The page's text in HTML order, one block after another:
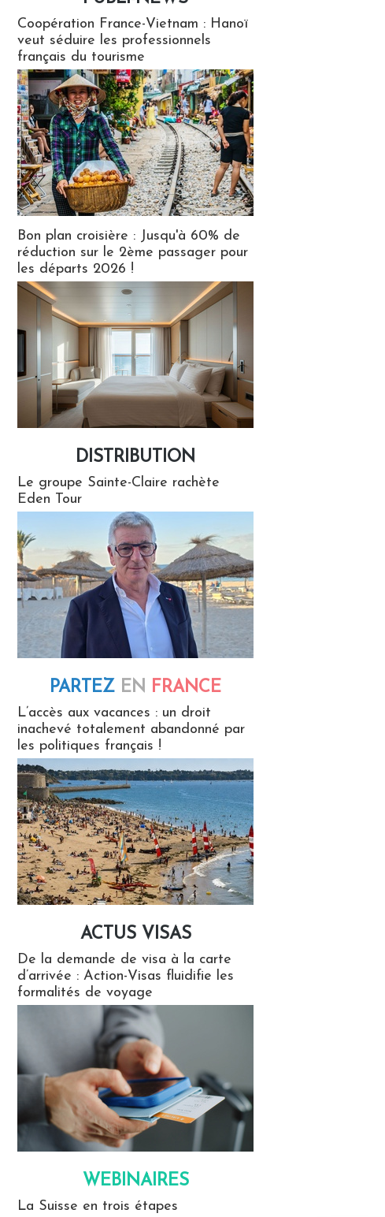
Coopération France-Vietnam : Hanoï
veut séduire les professionnels
français du tourisme
Bon plan croisière : Jusqu'à 60% de
réduction sur le 2ème passager pour
les départs 2026 !
DISTRIBUTION
Le groupe Sainte-Claire rachète
Eden Tour
PARTEZ EN FRANCE
L’accès aux vacances : un droit
inachevé totalement abandonné par
les politiques français !
ACTUS VISAS
De la demande de visa à la carte
d’arrivée : Action-Visas fluidifie les
formalités de voyage
WEBINAIRES
La Suisse en trois étapes